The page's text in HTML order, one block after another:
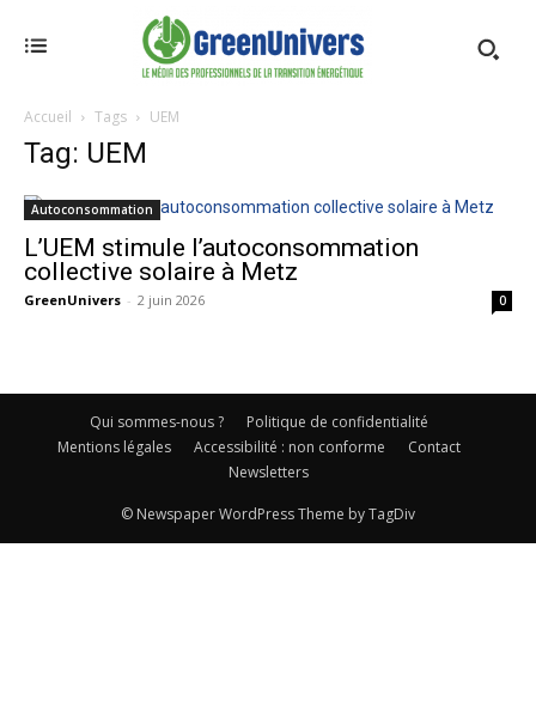
Accueil Tags UEM
Tag: UEM
Autoconsommation
L’UEM stimule l’autoconsommation
collective solaire à Metz
GreenUnivers - 2 juin 2026 0
Qui sommes-nous ?
Politique de confidentialité
Mentions légales
Accessibilité : non conforme
Contact
Newsletters
© Newspaper WordPress Theme by TagDiv